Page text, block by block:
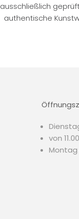
ausschließlich
authentische
von
Montag